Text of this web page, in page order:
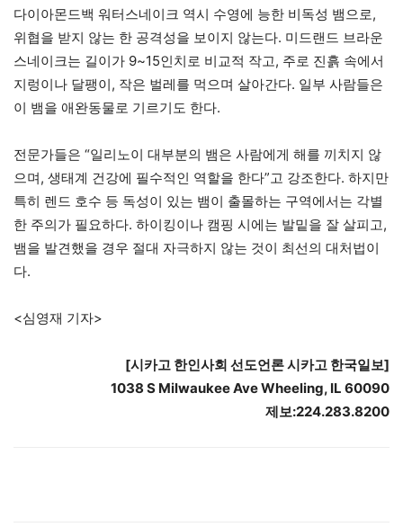
다이아몬드백 워터스네이크 역시 수영에 능한 비독성 뱀으로,
위협을 받지 않는 한 공격성을 보이지 않는다. 미드랜드 브라운
스네이크는 길이가 9~15인치로 비교적 작고, 주로 진흙 속에서
지렁이나 달팽이, 작은 벌레를 먹으며 살아간다. 일부 사람들은
이 뱀을 애완동물로 기르기도 한다.
전문가들은 “일리노이 대부분의 뱀은 사람에게 해를 끼치지 않
으며, 생태계 건강에 필수적인 역할을 한다”고 강조한다. 하지만
특히 렌드 호수 등 독성이 있는 뱀이 출몰하는 구역에서는 각별
한 주의가 필요하다. 하이킹이나 캠핑 시에는 발밑을 잘 살피고,
뱀을 발견했을 경우 절대 자극하지 않는 것이 최선의 대처법이
다.
<심영재 기자>
[시카고 한인사회 선도언론 시카고 한국일보]
1038 S Milwaukee Ave Wheeling, IL 60090
제보:224.283.8200